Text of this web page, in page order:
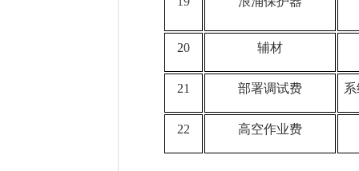
20 辅材
21 部署调试费
22 高空作业费